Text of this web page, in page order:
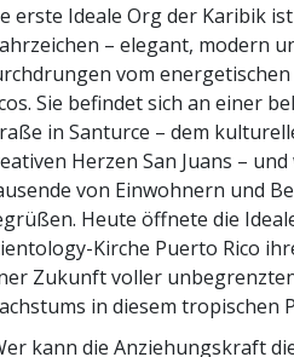
erste Ideale Org der Karibik
– elegant, modern
vom
Sie befindet sich an einer
in Santurce – dem
Herzen San Juans –
von Einwohnern und
Heute öffnete die
Kirche Puerto Rico
Zukunft voller
in diesem tropischen
kann die Anziehungskraft